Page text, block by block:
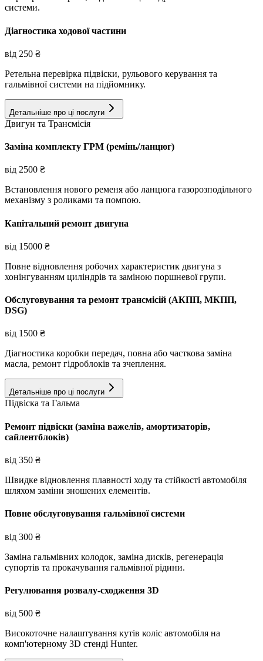
системи.
Діагностика ходової частини
від 250 ₴
Ретельна перевірка підвіски, рульового керування та
гальмівної системи на підйомнику.
Детальніше про ці послуги
Двигун та Трансмісія
Заміна комплекту ГРМ (ремінь/ланцюг)
від 2500 ₴
Встановлення нового ременя або ланцюга газорозподільного
механізму з роликами та помпою.
Капітальний ремонт двигуна
від 15000 ₴
Повне відновлення робочих характеристик двигуна з
хонінгуванням циліндрів та заміною поршневої групи.
Обслуговування та ремонт трансмісій (АКПП, МКПП,
DSG)
від 1500 ₴
Діагностика коробки передач, повна або часткова заміна
масла, ремонт гідроблоків та зчеплення.
Детальніше про ці послуги
Підвіска та Гальма
Ремонт підвіски (заміна важелів, амортизаторів,
сайлентблоків)
від 350 ₴
Швидке відновлення плавності ходу та стійкості автомобіля
шляхом заміни зношених елементів.
Повне обслуговування гальмівної системи
від 300 ₴
Заміна гальмівних колодок, заміна дисків, регенерація
супортів та прокачування гальмівної рідини.
Регулювання розвалу-сходження 3D
від 500 ₴
Високоточне налаштування кутів коліс автомобіля на
комп'ютерному 3D стенді Hunter.